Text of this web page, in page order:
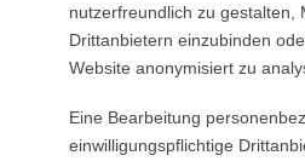
nutzerfreundlich zu gestalten,
Drittanbietern einzubinden
Website anonymisiert zu
Eine Bearbeitung
einwilligungspflichtige